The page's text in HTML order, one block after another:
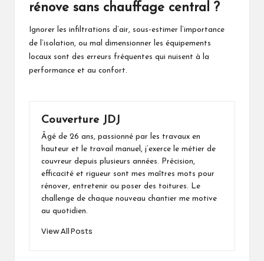
rénove sans chauffage central ?
Ignorer les infiltrations d’air, sous-estimer l’importance
de l’isolation, ou mal dimensionner les équipements
locaux sont des erreurs fréquentes qui nuisent à la
performance et au confort.
Couverture JDJ
Âgé de 26 ans, passionné par les travaux en
hauteur et le travail manuel, j’exerce le métier de
couvreur depuis plusieurs années. Précision,
efficacité et rigueur sont mes maîtres mots pour
rénover, entretenir ou poser des toitures. Le
challenge de chaque nouveau chantier me motive
au quotidien.
View All Posts